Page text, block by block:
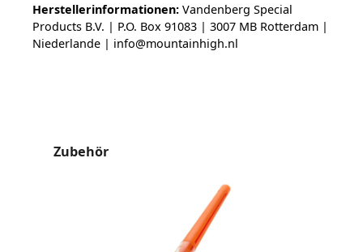
Herstellerinformationen: Vandenberg Special
Products B.V. | P.O. Box 91083 | 3007 MB Rotterdam |
Niederlande | info@mountainhigh.nl
Produktgalerie überspringen
Zubehör